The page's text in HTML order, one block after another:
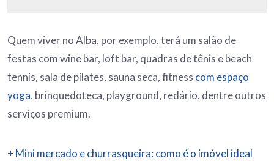
Quem viver no Alba, por exemplo, terá um salão de
festas com wine bar, loft bar, quadras de tênis e beach
tennis, sala de pilates, sauna seca, fitness com espaço
yoga, brinquedoteca, playground, redário, dentre outros
serviços premium.
+ Mini mercado e churrasqueira: como é o imóvel ideal